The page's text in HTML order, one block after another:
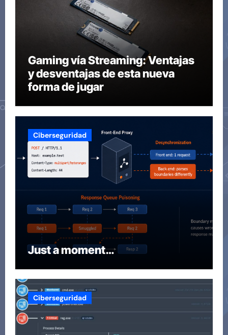
Gaming vía Streaming: Ventajas
y desventajas de esta nueva
forma de jugar
Ciberseguridad
Just a moment…
Ciberseguridad